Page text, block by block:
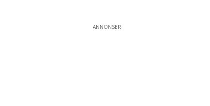
ANNONSER